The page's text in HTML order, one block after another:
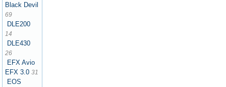
Black Devil
69
DLE200
14
DLE430
26
EFX Avio
EFX 3.0 31
EOS